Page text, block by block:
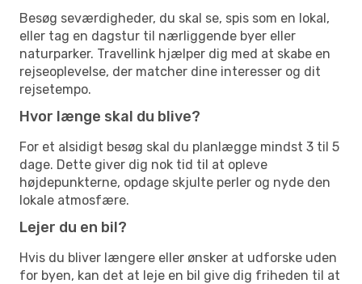
Besøg seværdigheder, du skal se, spis som en lokal,
eller tag en dagstur til nærliggende byer eller
naturparker. Travellink hjælper dig med at skabe en
rejseoplevelse, der matcher dine interesser og dit
rejsetempo.
Hvor længe skal du blive?
For et alsidigt besøg skal du planlægge mindst 3 til 5
dage. Dette giver dig nok tid til at opleve
højdepunkterne, opdage skjulte perler og nyde den
lokale atmosfære.
Lejer du en bil?
Hvis du bliver længere eller ønsker at udforske uden
for byen, kan det at leje en bil give dig friheden til at